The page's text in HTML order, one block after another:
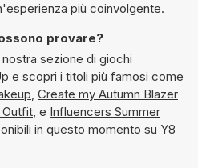
più coinvolgente.
provare?
sezione di giochi
Abbigliamento Dress Up e scopri i titoli più famosi come
, Create my Autumn Blazer
Outfit, e Influencers Summer
in questo momento su Y8